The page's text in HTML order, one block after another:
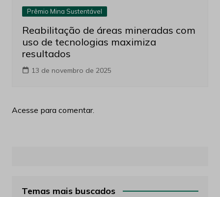
Prêmio Mina Sustentável
Reabilitação de áreas mineradas com
uso de tecnologias maximiza
resultados
13 de novembro de 2025
Acesse para comentar.
Temas mais buscados